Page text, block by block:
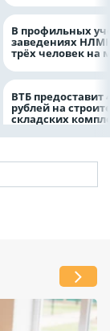
В профильных
заведениях
трёх человек на
ВТБ предоставит
рублей на
складских